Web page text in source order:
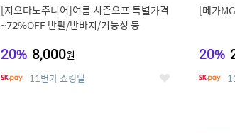
[지오다노주니어]여름 시즌오프 특별가격
~72%OFF 반팔/반바지/기능성 등
20% 8,000원
11번가 쇼킹딜 좋
[메가
20%